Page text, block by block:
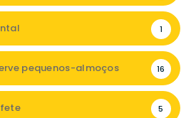
1
pequenos-almoços 16
5